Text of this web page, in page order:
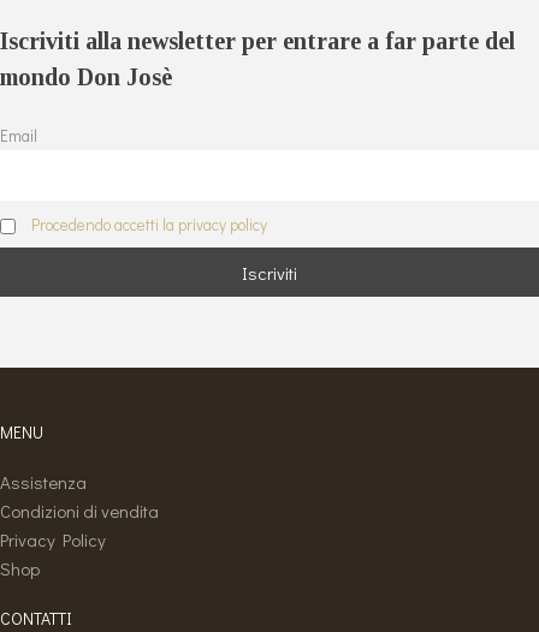
Iscriviti alla newsletter per entrare a far parte del
mondo Don Josè
Email
Procedendo accetti la privacy policy
MENU
Assistenza
Condizioni di vendita
Privacy Policy
Shop
CONTATTI